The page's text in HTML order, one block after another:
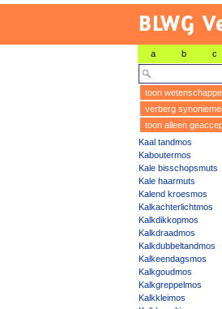
BLWG
a b c
toon
verberg
toon alleen
Kaal tandmos
Kaboutermos
Kale bisschopsmuts
Kale haarmuts
Kalend kroesmos
Kalkachterlichtmos
Kalkdikkopmos
Kalkdraadmos
Kalkdubbeltandmos
Kalkeendagsmos
Kalkgoudmos
Kalkgreppelmos
Kalkkleimos